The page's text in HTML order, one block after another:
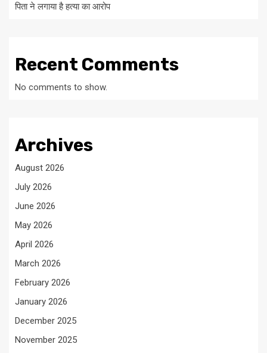
पिता ने लगाया है हत्या का आरोप
Recent Comments
No comments to show.
Archives
August 2026
July 2026
June 2026
May 2026
April 2026
March 2026
February 2026
January 2026
December 2025
November 2025